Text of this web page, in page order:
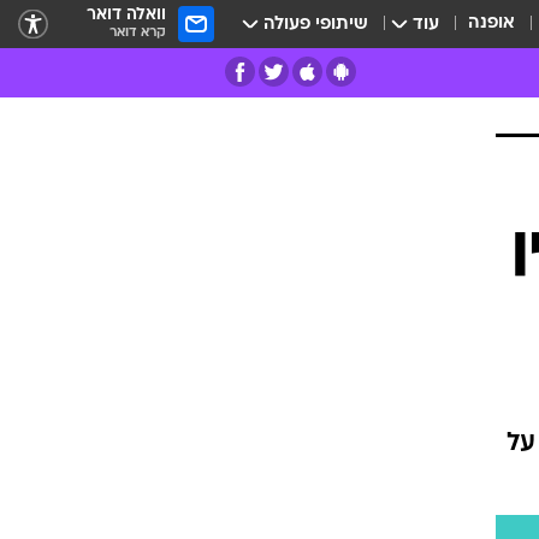
אופנה עוד שיתופי פעולה וואלה דואר
קרא דואר
על